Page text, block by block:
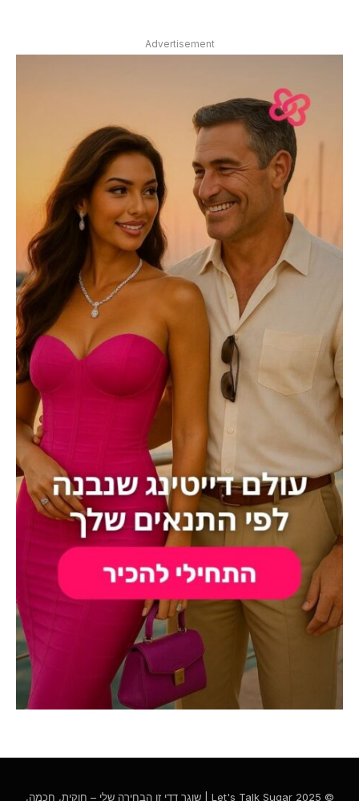
Advertisement
© 2025 Let's Talk Sugar | שוגר דדי זו הבחירה שלי – חוקית, חכמה,